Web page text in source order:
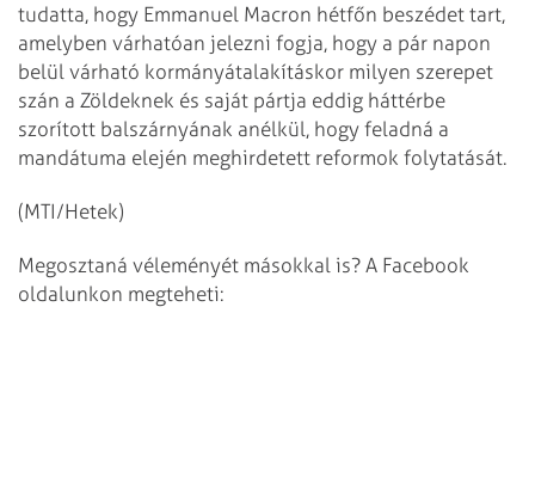
tudatta, hogy Emmanuel Macron hétfőn beszédet tart,
amelyben várhatóan jelezni fogja, hogy a pár napon
belül várható kormányátalakításkor milyen szerepet
szán a Zöldeknek és saját pártja eddig háttérbe
szorított balszárnyának anélkül, hogy feladná a
mandátuma elején meghirdetett reformok folytatását.
(MTI/Hetek)
Megosztaná véleményét másokkal is? A Facebook
oldalunkon megteheti: